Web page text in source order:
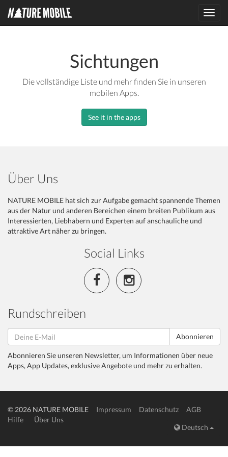
Sichtungen
Die vollständige Liste und mehr finden Sie in unseren
mobilen Apps.
See it in the apps
Über Uns
NATURE MOBILE hat sich zur Aufgabe gemacht spannende Themen
aus der Natur und anderen Bereichen einem breiten Publikum aus
Interessierten, Liebhabern und Experten auf anschauliche und
attraktive Art näher zu bringen.
Social Links
Rundschreiben
Abonnieren
Abonnieren Sie unseren Newsletter, um Informationen über neue
Apps, App Updates, exklusive Angebote und mehr zu erhalten.
© 2026 NATURE MOBILE Impressum Datenschutz
AGB
Hilfe
Über Uns
Deutsch